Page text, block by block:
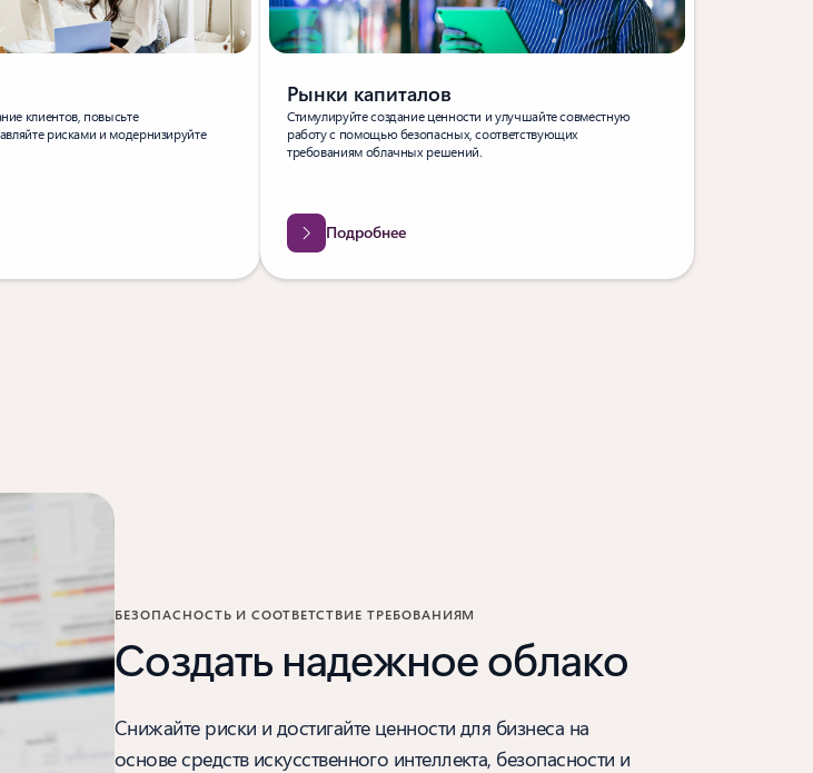
клиентов, повысьте
рисками и модернизируйте
Рынки капиталов
Стимулируйте создание ценности и улучшайте совместную
работу с помощью безопасных, соответствующих
требованиям облачных решений.
Подробнее
БЕЗОПАСНОСТЬ И СООТВЕТСТВИЕ­ ТРЕБОВАНИЯМ
Создать надежное облако
Снижайте риски и достигайте ценности для бизнеса на
основе средств искусственного интеллекта, безопасности и